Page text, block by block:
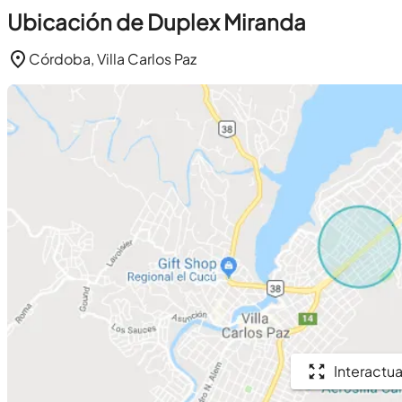
Ubicación de Duplex Miranda
Córdoba, Villa Carlos Paz